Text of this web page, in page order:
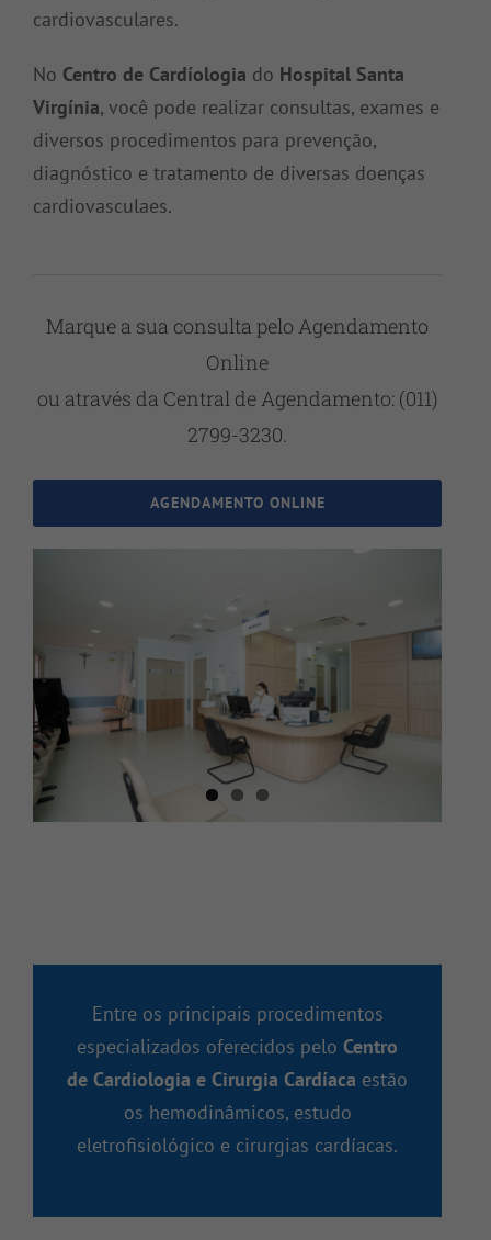
cardiovasculares.
No Centro de Cardíologia do Hospital Santa
Virgínia, você pode realizar consultas, exames e
diversos procedimentos para prevenção,
diagnóstico e tratamento de diversas doenças
cardiovasculaes.
Marque a sua consulta pelo Agendamento
Online
ou através da Central de Agendamento: (011)
2799-3230.
AGENDAMENTO ONLINE
Entre os principais procedimentos
especializados oferecidos pelo Centro
de Cardiologia e Cirurgia Cardíaca estão
os hemodinâmicos, estudo
eletrofisiológico e cirurgias cardíacas.